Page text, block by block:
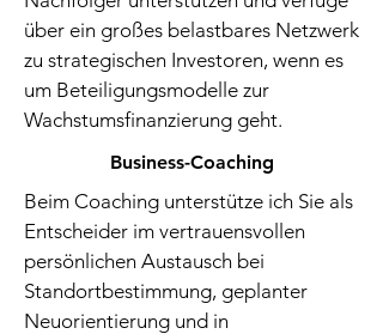
über ein großes belastbares Netzwerk
zu strategischen Investoren, wenn es
um Beteiligungsmodelle zur
Wachstumsfinanzierung geht.
Beim Coaching unterstütze ich Sie als
Entscheider im vertrauensvollen
persönlichen Austausch bei
Standortbestimmung, geplanter
Neuorientierung und in
Business-Coaching